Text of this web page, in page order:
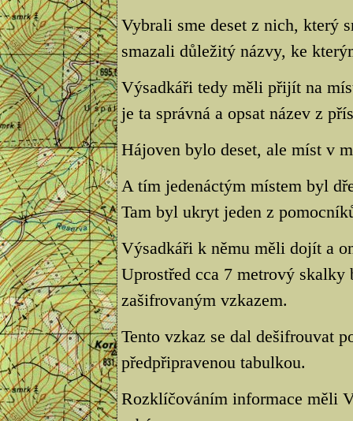
Vybrali sme deset z nich, který
smazali důležitý názvy, ke
Výsadkáři tedy měli přijít na
je ta správná a opsat název z
Hájoven bylo deset, ale míst v
A tím jedenáctým místem byl
Tam byl ukryt jeden z
Výsadkáři k němu měli dojít a
Uprostřed cca 7 metrový skalky
zašifrovaným vzkazem.
Tento vzkaz se dal dešifrouvat
předpřipravenou tabulkou.
Rozklíčováním informace měli